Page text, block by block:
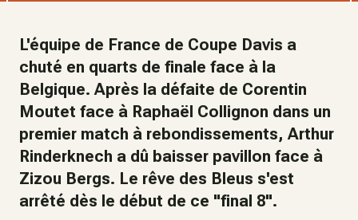
L'équipe de France de Coupe Davis a
chuté en quarts de finale face à la
Belgique. Après la défaite de Corentin
Moutet face à Raphaël Collignon dans un
premier match à rebondissements, Arthur
Rinderknech a dû baisser pavillon face à
Zizou Bergs. Le rêve des Bleus s'est
arrêté dès le début de ce "final 8".